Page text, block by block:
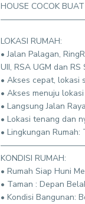
HOUSE COCOK
LOKASI RUMAH:
• Jalan Palagan,
UII, RSA UGM dan RS
• Akses cepat, lokasi
• Akses menuju
• Langsung Jalan
• Lokasi tenang dan
• Lingkungan
KONDISI RUMAH:
• Rumah Siap Huni
• Taman : Depan
• Kondisi Bangunan: